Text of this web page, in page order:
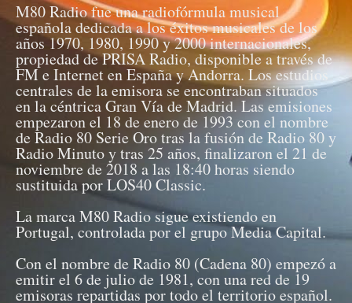
M80 Radio fue una radiofórmula musical
española dedicada a los éxitos musicales de los
años 1970, 1980, 1990 y 2000 internacionales,
propiedad de PRISA Radio, disponible a través de
FM e Internet en España y Andorra. Los estudios
centrales de la emisora se encontraban situados
en la céntrica Gran Vía de Madrid. Las emisiones
empezaron el 18 de enero de 1993 con el nombre
de Radio 80 Serie Oro tras la fusión de Radio 80 y
Radio Minuto y tras 25 años, finalizaron el 21 de
noviembre de 2018 a las 18:40 horas siendo
sustituida por LOS40 Classic.
La marca M80 Radio sigue existiendo en
Portugal, controlada por el grupo Media Capital.
Con el nombre de Radio 80 (Cadena 80) empezó a
emitir el 6 de julio de 1981, con una red de 19
emisoras repartidas por todo el territorio español.